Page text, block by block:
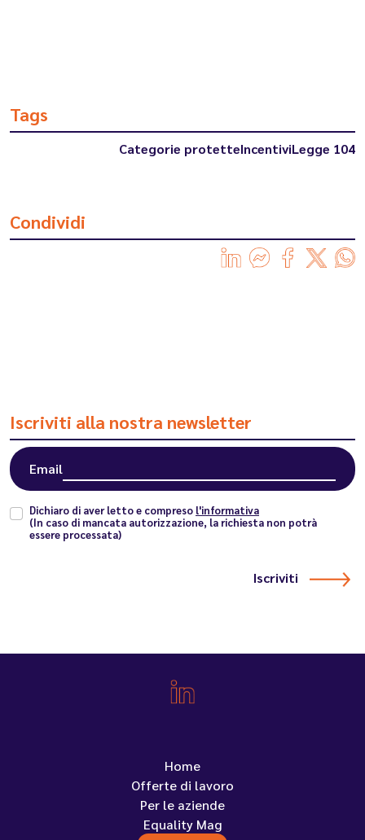
Tags
Categorie protetteIncentiviLegge 104
Condividi
Iscriviti alla nostra newsletter
Email
Dichiaro di aver letto e compreso l'informativa
(In caso di mancata autorizzazione, la richiesta non potrà
essere processata)
Iscriviti
Home
Offerte di lavoro
Per le aziende
Equality Mag